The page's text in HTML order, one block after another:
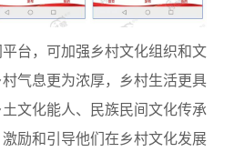
台，可加强乡村文化组织和文
气息更为浓厚，乡村生活更具
文化能人、民族民间文化传承
励和引导他们在乡村文化发展